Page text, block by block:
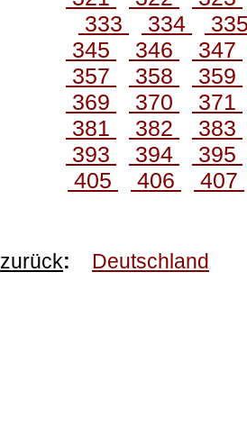
333
334
345
346
347
357
358
359
369
370
371
381
382
383
393
394
395
405
406 407
zurück: Deutschland